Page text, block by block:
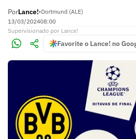
PorLance!•Dortmund (ALE)
13/03/202408:00
Supervisionado por Lance!
Favorite o Lance! no